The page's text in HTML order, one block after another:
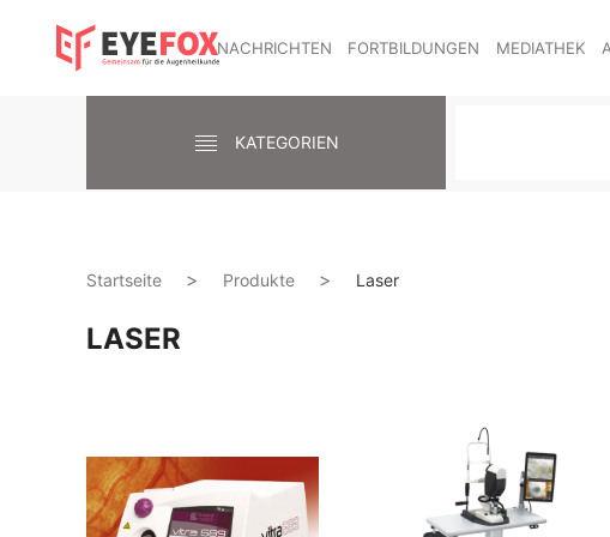
NACHRICHTEN FORTBILDUNGEN MEDIATHEK
KATEGORIEN
Startseite Produkte Laser
LASER